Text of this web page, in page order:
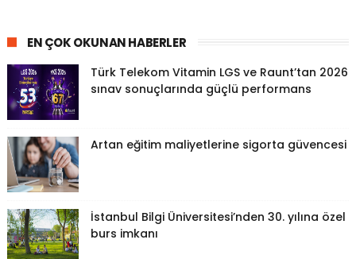
EN ÇOK OKUNAN HABERLER
Türk Telekom Vitamin LGS ve Raunt’tan 2026
sınav sonuçlarında güçlü performans
Artan eğitim maliyetlerine sigorta güvencesi
İstanbul Bilgi Üniversitesi’nden 30. yılına özel
burs imkanı